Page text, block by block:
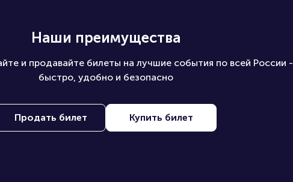
Наши преимущества
и продавайте билеты на лучшие события по всей России -
быстро, удобно и безопасно
Продать билет Купить билет